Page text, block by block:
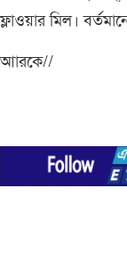
ফ্লাওয়ার মিল।
আারকে//